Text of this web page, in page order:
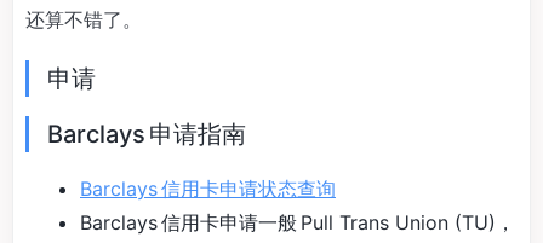
还算不错了。
申请
Barclays 申请指南
Barclays 信用卡申请状态查询
Barclays 信用卡申请一般 Pull Trans Union (TU)，